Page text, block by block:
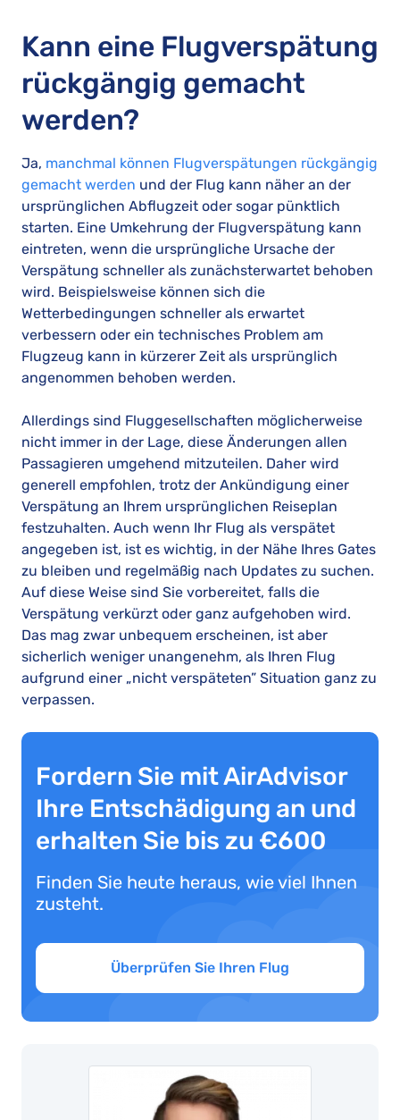
Kann eine Flugverspätung
rückgängig gemacht
werden?
Ja, manchmal können Flugverspätungen rückgängig
gemacht werden und der Flug kann näher an der
ursprünglichen Abflugzeit oder sogar pünktlich
starten. Eine Umkehrung der Flugverspätung kann
eintreten, wenn die ursprüngliche Ursache der
Verspätung schneller als zunächsterwartet behoben
wird. Beispielsweise können sich die
Wetterbedingungen schneller als erwartet
verbessern oder ein technisches Problem am
Flugzeug kann in kürzerer Zeit als ursprünglich
angenommen behoben werden.
Allerdings sind Fluggesellschaften möglicherweise
nicht immer in der Lage, diese Änderungen allen
Passagieren umgehend mitzuteilen. Daher wird
generell empfohlen, trotz der Ankündigung einer
Verspätung an Ihrem ursprünglichen Reiseplan
festzuhalten. Auch wenn Ihr Flug als verspätet
angegeben ist, ist es wichtig, in der Nähe Ihres Gates
zu bleiben und regelmäßig nach Updates zu suchen.
Auf diese Weise sind Sie vorbereitet, falls die
Verspätung verkürzt oder ganz aufgehoben wird.
Das mag zwar unbequem erscheinen, ist aber
sicherlich weniger unangenehm, als Ihren Flug
aufgrund einer „nicht verspäteten” Situation ganz zu
verpassen.
Fordern Sie mit AirAdvisor
Ihre Entschädigung an und
erhalten Sie bis zu €600
Finden Sie heute heraus, wie viel Ihnen
zusteht.
Überprüfen Sie Ihren Flug